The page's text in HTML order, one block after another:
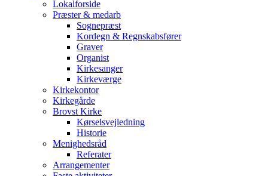
Lokalforside
Præster & medarb
Sognepræst
Kordegn & Regnskabsfører
Graver
Organist
Kirkesanger
Kirkeværge
Kirkekontor
Kirkegårde
Brovst Kirke
Kørselsvejledning
Historie
Menighedsråd
Referater
Arrangementer